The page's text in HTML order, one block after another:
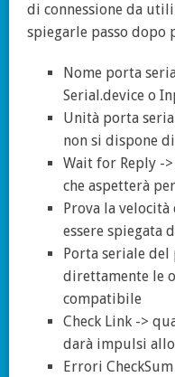
di connessione da
spiegarle passo dopo
Nome porta
Serial.device o
Unità porta
non si dispone
Wait for Reply -
che aspetterà
Prova la
essere spiegata
Porta seriale
direttamente le
compatibile
Check Link ->
darà impulsi
Errori